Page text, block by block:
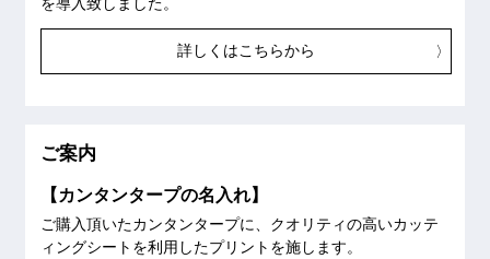
詳しくはこちらから
ご案内
【カンタンタープの名入れ】
ご購入頂いたカンタンタープに、クオリティの高いカッテ
ィングシートを利用したプリントを施します。